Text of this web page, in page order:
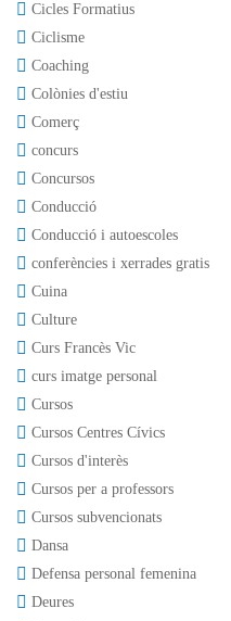
Cicles Formatius
Ciclisme
Coaching
Colònies d'estiu
Comerç
concurs
Concursos
Conducció
Conducció i autoescoles
conferències i xerrades gratis
Cuina
Culture
Curs Francès Vic
curs imatge personal
Cursos
Cursos Centres Cívics
Cursos d'interès
Cursos per a professors
Cursos subvencionats
Dansa
Defensa personal femenina
Deures